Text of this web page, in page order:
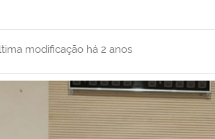
modificação há 2 anos